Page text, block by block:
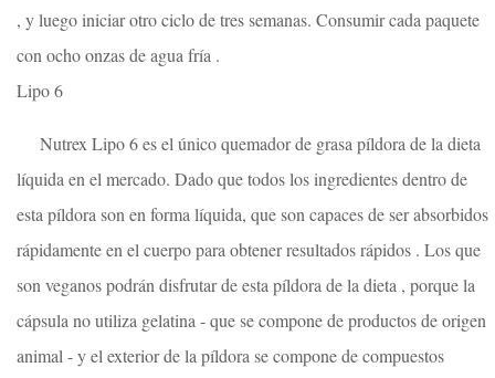
, y luego iniciar otro ciclo de tres semanas. Consumir cada paquete
con ocho onzas de agua fría .
Lipo 6
Nutrex Lipo 6 es el único quemador de grasa píldora de la dieta
líquida en el mercado. Dado que todos los ingredientes dentro de
esta píldora son en forma líquida, que son capaces de ser absorbidos
rápidamente en el cuerpo para obtener resultados rápidos . Los que
son veganos podrán disfrutar de esta píldora de la dieta , porque la
cápsula no utiliza gelatina - que se compone de productos de origen
animal - y el exterior de la píldora se compone de compuestos